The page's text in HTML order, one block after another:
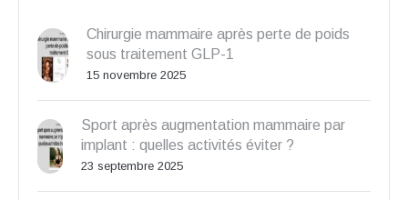
Chirurgie mammaire après perte de poids
sous traitement GLP-1
15 novembre 2025
Sport après augmentation mammaire par
implant : quelles activités éviter ?
23 septembre 2025